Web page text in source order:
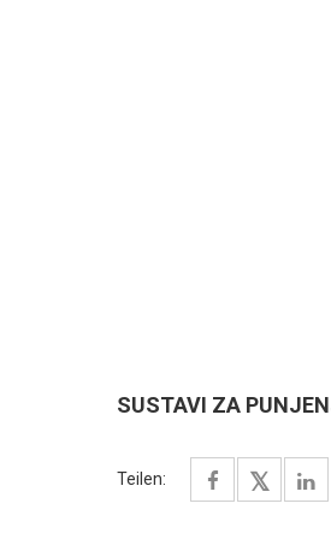
SUSTAVI ZA
Teilen: